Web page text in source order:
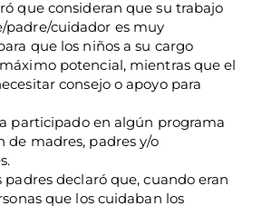
que consideran que su trabajo
padre/cuidador es muy
que los niños a su cargo
potencial, mientras que el
consejo o apoyo para
participado en algún programa
de madres, padres y/o
padres declaró que, cuando eran
que los cuidaban los